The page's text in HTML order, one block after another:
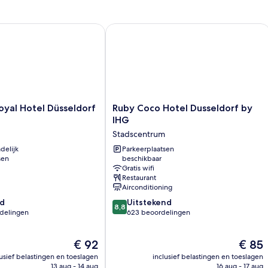
Hotel Düsseldorf
De
prijs
is
€ 92
belastingen en toeslagen
13 aug - 14 aug
Hotel Düsseldorf Königsallee
Ruby
Coco
Dusseldorf
by
IHG
Stadscentrum
Ruby Coco Hotel Dusseldorf by
IHG
Stadscentrum
Parkeerplaatsen
beschikbaar
Gratis wifi
Restaurant
Airconditioning
8.8
van
beoordelingen
8,8 Uitstekend
623 beoordelingen
De
prijs
€ 85
inclusief belastingen en toeslagen
16 aug - 17 aug
Ruby Coco Hotel Dusseldorf by IHG